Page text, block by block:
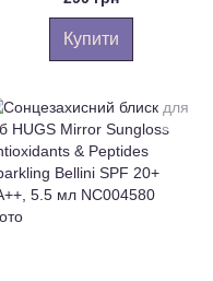
Купити